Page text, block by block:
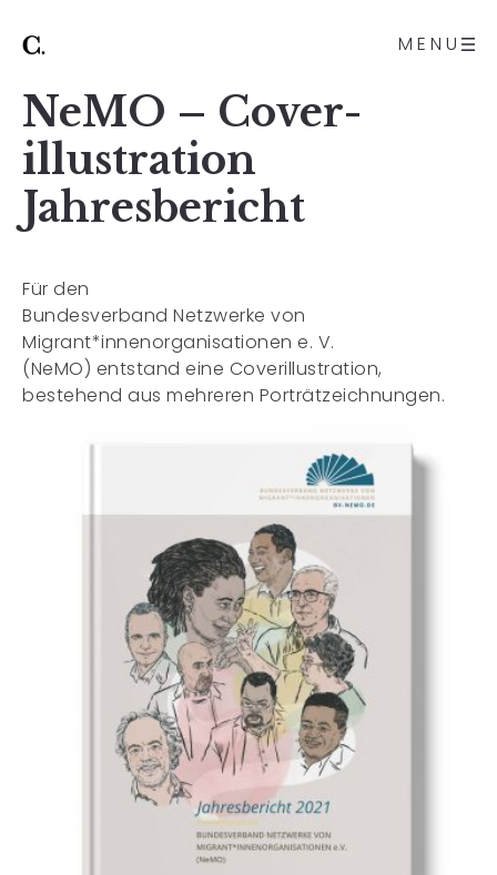
MENU
NeMO – Cover-
illustration
Jahresbericht
Für den
Bundesverband Netzwerke von
Migrant*innenorganisationen e. V.
(NeMO) entstand eine Coverillustration,
bestehend aus mehreren Porträtzeichnungen.